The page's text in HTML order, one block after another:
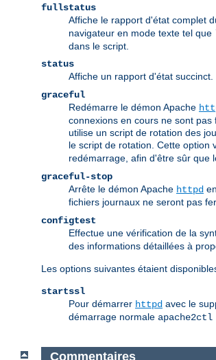
fullstatus
Affiche le rapport d'état complet
navigateur en mode texte tel que
dans le script.
status
Affiche un rapport d'état
graceful
Redémarre le démon Apache
connexions en cours ne sont
utilise un script de rotation des
le script de rotation. Cette option
redémarrage, afin d'être sûr que
graceful-stop
Arrête le démon Apache httpd
fichiers journaux ne seront pas
configtest
Effectue une vérification de la
des informations détaillées à
Les options suivantes étaient
startssl
Pour démarrer httpd avec le
démarrage normale
Commentaires